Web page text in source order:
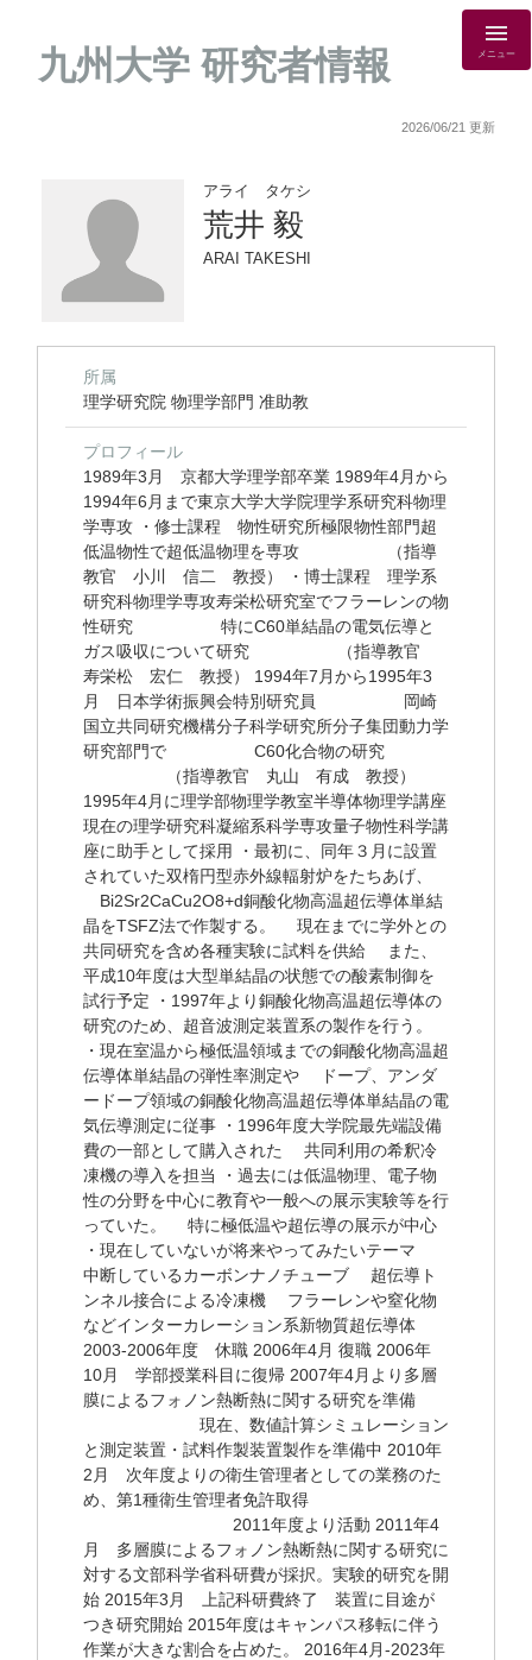
九州大学 研究者情報 メニュー
2026/06/21 更新
アライ タケシ
荒井 毅
ARAI TAKESHI
所属
理学研究院 物理学部門 准助教
プロフィール
1989年3月 京都大学理学部卒業 1989年4月から
1994年6月まで東京大学大学院理学系研究科物理
学専攻 ・修士課程 物性研究所極限物性部門超
低温物性で超低温物理を専攻 （指導
教官 小川 信二 教授） ・博士課程 理学系
研究科物理学専攻寿栄松研究室でフラーレンの物
性研究 特にC60単結晶の電気伝導と
ガス吸収について研究 （指導教官
寿栄松 宏仁 教授） 1994年7月から1995年3
月 日本学術振興会特別研究員 岡崎
国立共同研究機構分子科学研究所分子集団動力学
研究部門で C60化合物の研究
（指導教官 丸山 有成 教授）
1995年4月に理学部物理学教室半導体物理学講座
現在の理学研究科凝縮系科学専攻量子物性科学講
座に助手として採用 ・最初に、同年３月に設置
されていた双楕円型赤外線輻射炉をたちあげ、
Bi2Sr2CaCu2O8+d銅酸化物高温超伝導体単結
晶をTSFZ法で作製する。 現在までに学外との
共同研究を含め各種実験に試料を供給 また、
平成10年度は大型単結晶の状態での酸素制御を
試行予定 ・1997年より銅酸化物高温超伝導体の
研究のため、超音波測定装置系の製作を行う。
・現在室温から極低温領域までの銅酸化物高温超
伝導体単結晶の弾性率測定や ドープ、アンダ
ードープ領域の銅酸化物高温超伝導体単結晶の電
気伝導測定に従事 ・1996年度大学院最先端設備
費の一部として購入された 共同利用の希釈冷
凍機の導入を担当 ・過去には低温物理、電子物
性の分野を中心に教育や一般への展示実験等を行
っていた。 特に極低温や超伝導の展示が中心
・現在していないが将来やってみたいテーマ
中断しているカーボンナノチューブ 超伝導ト
ンネル接合による冷凍機 フラーレンや窒化物
などインターカレーション系新物質超伝導体
2003-2006年度 休職 2006年4月 復職 2006年
10月 学部授業科目に復帰 2007年4月より多層
膜によるフォノン熱断熱に関する研究を準備
現在、数値計算シミュレーション
と測定装置・試料作製装置製作を準備中 2010年
2月 次年度よりの衛生管理者としての業務のた
め、第1種衛生管理者免許取得
2011年度より活動 2011年4
月 多層膜によるフォノン熱断熱に関する研究に
対する文部科学省科研費が採択。実験的研究を開
始 2015年3月 上記科研費終了 装置に目途が
つき研究開始 2015年度はキャンパス移転に伴う
作業が大きな割合を占めた。 2016年4月-2023年